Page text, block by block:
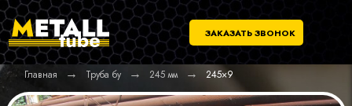
ЗАКАЗАТЬ ЗВОНОК
Главная → Труба бу → 245 мм → 245×9